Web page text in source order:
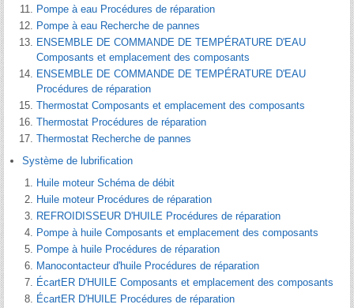
Pompe à eau Procédures de réparation
Pompe à eau Recherche de pannes
ENSEMBLE DE COMMANDE DE TEMPÉRATURE D'EAU
Composants et emplacement des composants
ENSEMBLE DE COMMANDE DE TEMPÉRATURE D'EAU
Procédures de réparation
Thermostat Composants et emplacement des composants
Thermostat Procédures de réparation
Thermostat Recherche de pannes
Système de lubrification
Huile moteur Schéma de débit
Huile moteur Procédures de réparation
REFROIDISSEUR D'HUILE Procédures de réparation
Pompe à huile Composants et emplacement des composants
Pompe à huile Procédures de réparation
Manocontacteur d'huile Procédures de réparation
ÉcartER D′HUILE Composants et emplacement des composants
ÉcartER D′HUILE Procédures de réparation